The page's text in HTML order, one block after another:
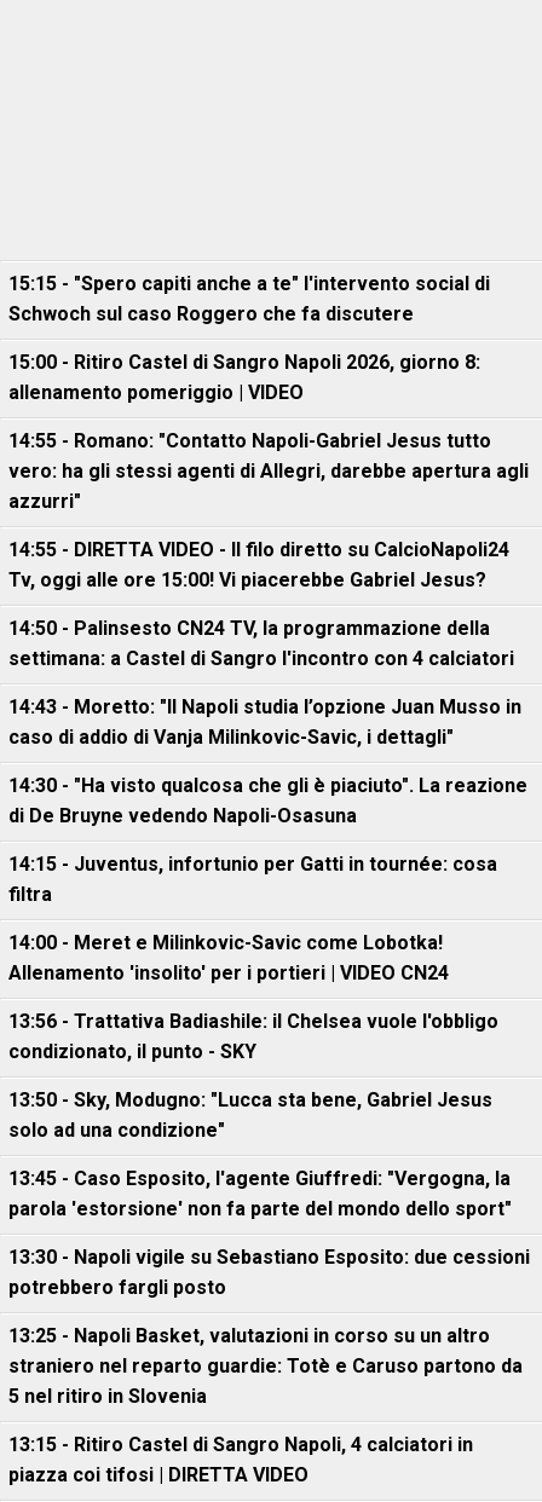
15:15 - "Spero capiti anche a te" l'intervento social di
Schwoch sul caso Roggero che fa discutere
15:00 - Ritiro Castel di Sangro Napoli 2026, giorno 8:
allenamento pomeriggio | VIDEO
14:55 - Romano: "Contatto Napoli-Gabriel Jesus tutto
vero: ha gli stessi agenti di Allegri, darebbe apertura agli
azzurri"
14:55 - DIRETTA VIDEO - Il filo diretto su CalcioNapoli24
Tv, oggi alle ore 15:00! Vi piacerebbe Gabriel Jesus?
14:50 - Palinsesto CN24 TV, la programmazione della
settimana: a Castel di Sangro l'incontro con 4 calciatori
14:43 - Moretto: "Il Napoli studia l’opzione Juan Musso in
caso di addio di Vanja Milinkovic-Savic, i dettagli"
14:30 - "Ha visto qualcosa che gli è piaciuto". La reazione
di De Bruyne vedendo Napoli-Osasuna
14:15 - Juventus, infortunio per Gatti in tournée: cosa
filtra
14:00 - Meret e Milinkovic-Savic come Lobotka!
Allenamento 'insolito' per i portieri | VIDEO CN24
13:56 - Trattativa Badiashile: il Chelsea vuole l'obbligo
condizionato, il punto - SKY
13:50 - Sky, Modugno: "Lucca sta bene, Gabriel Jesus
solo ad una condizione"
13:45 - Caso Esposito, l'agente Giuffredi: "Vergogna, la
parola 'estorsione' non fa parte del mondo dello sport"
13:30 - Napoli vigile su Sebastiano Esposito: due cessioni
potrebbero fargli posto
13:25 - Napoli Basket, valutazioni in corso su un altro
straniero nel reparto guardie: Totè e Caruso partono da
5 nel ritiro in Slovenia
13:15 - Ritiro Castel di Sangro Napoli, 4 calciatori in
piazza coi tifosi | DIRETTA VIDEO